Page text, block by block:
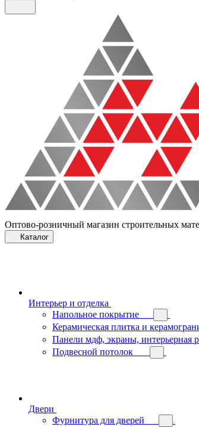
Оптово-розничный магазин строительных
Каталог
Интерьер и отделка
Напольное покрытие
Керамическая плитка и
Панели мдф, экраны, интерьерная
Подвесной потолок
Двери
Фурнитура для дверей